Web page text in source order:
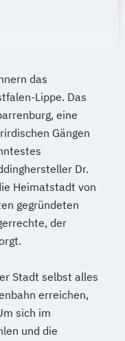
das
Lippe. Das
eine
Gängen
Dr.
Heimatstadt von
gegründeten
der
Stadt selbst alles
erreichen,
sich im
und die